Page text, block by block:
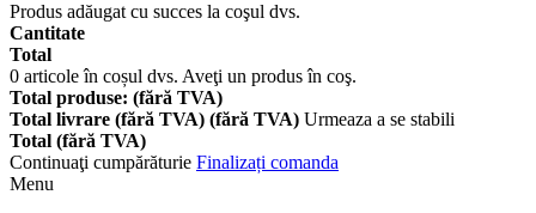
Produs adăugat cu succes la coşul dvs.
Cantitate
Total
0 articole în coșul dvs. Aveţi un produs în coş.
Total produse: (fără TVA)
Total livrare (fără TVA) (fără TVA) Urmeaza a se stabili
Total (fără TVA)
Continuaţi cumpărăturie Finalizați comanda
Menu